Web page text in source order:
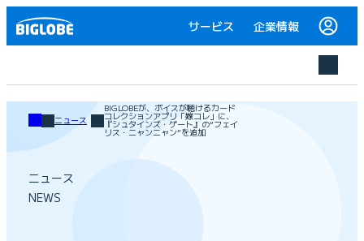
サービス 企業情報
ニュース
BIGLOBEが、ボイスが聴けるカード
コレクションアプリ「嫁コレ」に、
『シュタインズ・ゲート』の“フェイ
リス・ニャンニャン”を追加
ニュース
NEWS